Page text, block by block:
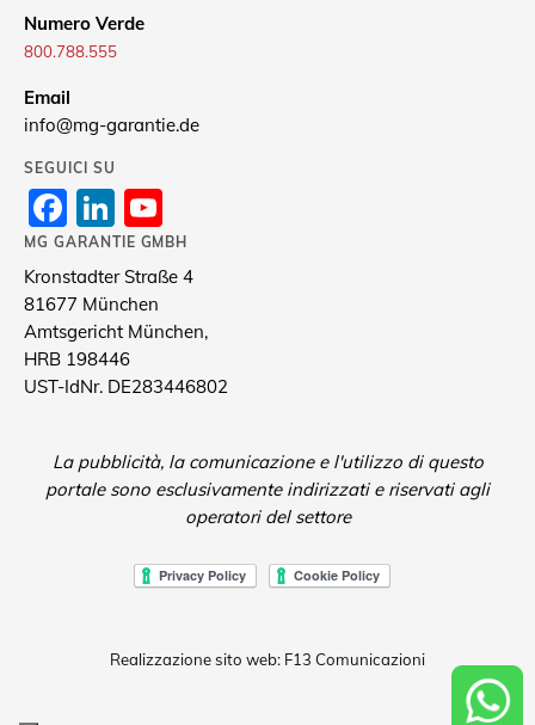
Numero Verde
800.788.555
Email
info@mg-garantie.de
SEGUICI SU
Facebook
LinkedIn
Channel
MG GARANTIE GMBH
Kronstadter Straße 4
81677 München
Amtsgericht München,
HRB 198446
UST-IdNr. DE283446802
La pubblicità, la comunicazione e l'utilizzo di questo
portale sono esclusivamente indirizzati e riservati agli
operatori del settore
Realizzazione sito web: F13 Comunicazioni